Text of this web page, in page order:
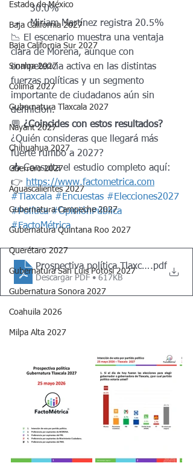
Estado de México
Baja California 2027
Baja California Sur 2027
Sinaloa 2027
Colima 2027
Gubernatura Tlaxcala 2027
Nayarit 2027
Chihuahua 2027
Guerrero 2027
Aguascalientes 2027
Gubernatura Campeche 2027
Gubernatura Quintana Roo 2027
Querétaro 2027
Gubernatura San Luis Potosí 2027
Gubernatura Sonora 2027
Coahuila 2026
Milpa Alta 2027
30.0%
Miriam Martínez registra 20.5%
📉 El escenario muestra una ventaja
clara de Morena, aunque con
competencia activa en las distintas
fuerzas políticas y un segmento
importante de ciudadanos aún sin
definición.
💬 ¿Coincides con estos resultados?
¿Quién consideras que llegará más
fuerte rumbo a 2027?
📥 Consulta el estudio completo aquí:
👉 https://www.factometrica.com
#Tlaxcala #Encuestas #Elecciones2027
#Política #OpiniónPública
#FactoMétrica
Prospectiva política Tlaxcala 2027,
.pdf
Descargar PDF • 617KB